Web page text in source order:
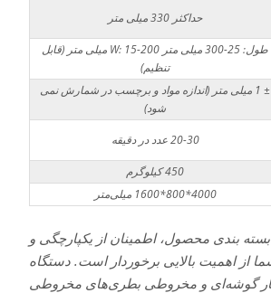
حداکثر 330 میلی متر
طول: 25-300 میلی متر W: 15-200 میلی متر (قابل
تنظیم)
± 1 میلی متر (اندازه مواد و برچسب در شمارش نمی
شود)
20-30 عدد در دقیقه
450 کیلوگرم
4000*800*1600 میلی‌متر
بسته بندی محصول، اطمینان از یکپارچگی و
از اهمیت بالایی برخوردار است. دستگاه
گوشه‌ای و مخروطی بطری‌های مخروطی